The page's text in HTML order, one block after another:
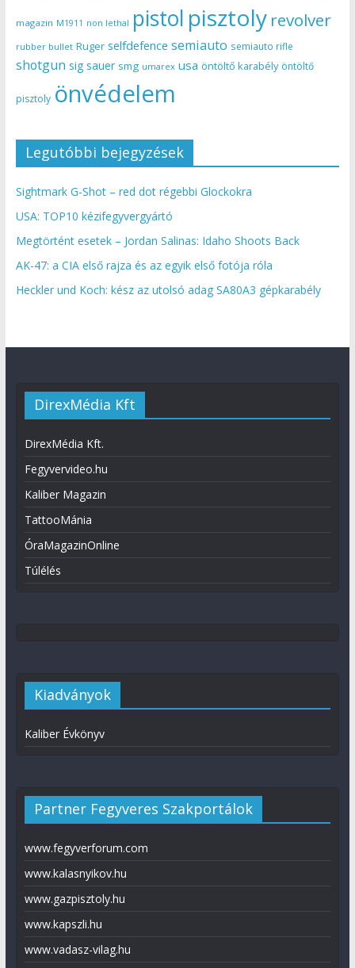
magazin M1911 non lethal pistol pisztoly revolver
rubber bullet Ruger selfdefence semiauto semiauto rifle
shotgun sig sauer smg umarex usa öntöltő karabély öntöltő
pisztoly önvédelem
Legutóbbi bejegyzések
Sightmark G-Shot – red dot régebbi Glockokra
USA: TOP10 kézifegyvergyártó
Megtörtént esetek – Jordan Salinas: Idaho Shoots Back
AK-47: a CIA első rajza és az egyik első fotója róla
Heckler und Koch: kész az utolsó adag SA80A3 gépkarabély
DirexMédia Kft
DirexMédia Kft.
Fegyvervideo.hu
Kaliber Magazin
TattooMánia
ÓraMagazinOnline
Túlélés
Kiadványok
Kaliber Évkönyv
Partner Fegyveres Szakportálok
www.fegyverforum.com
www.kalasnyikov.hu
www.gazpisztoly.hu
www.kapszli.hu
www.vadasz-vilag.hu